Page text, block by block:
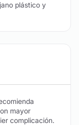
plástico y
mayor
complicación.